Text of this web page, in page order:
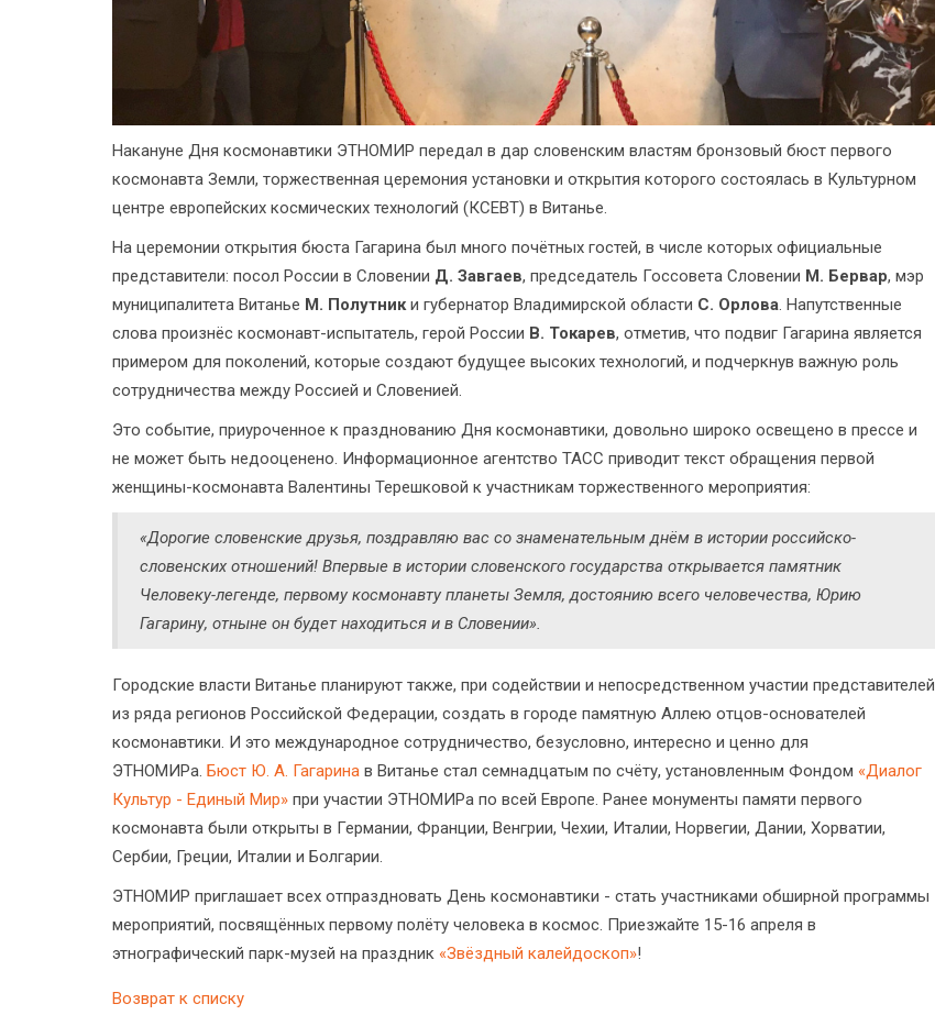
Накануне Дня космонавтики ЭТНОМИР передал в дар словенским властям бронзовый бюст первого
космонавта Земли, торжественная церемония установки и открытия которого состоялась в Культурном
центре европейских космических технологий (КСЕВТ) в Витанье.
На церемонии открытия бюста Гагарина был много почётных гостей, в числе которых официальные
представители: посол России в Словении Д. Завгаев, председатель Госсовета Словении М. Бервар, мэр
муниципалитета Витанье М. Полутники губернатор Владимирской области С. Орлова. Напутственные
слова произнёс космонавт-испытатель, герой России В. Токарев, отметив, что подвиг Гагарина является
примером для поколений, которые создают будущее высоких технологий, и подчеркнув важную роль
сотрудничества между Россией и Словенией.
Это событие, приуроченное к празднованию Дня космонавтики, довольно широко освещено в прессе и
не может быть недооценено. Информационное агентство ТАСС приводит текст обращения первой
женщины-космонавта Валентины Терешковой к участникам торжественного мероприятия:
«Дорогие словенские друзья, поздравляю вас со знаменательным днём в истории российско-
словенских отношений! Впервые в истории словенского государства открывается памятник
Человеку-легенде, первому космонавту планеты Земля, достоянию всего человечества, Юрию
Гагарину, отныне он будет находиться и в Словении».
Городские власти Витанье планируют также, при содействии и непосредственном участии представителей
из ряда регионов Российской Федерации, создать в городе памятную Аллею отцов-основателей
космонавтики. И это международное сотрудничество, безусловно, интересно и ценно для
ЭТНОМИРа. Бюст Ю. А. Гагарина в Витанье стал семнадцатым по счёту, установленным Фондом «Диалог
Культур - Единый Мир» при участии ЭТНОМИРа по всей Европе. Ранее монументы памяти первого
космонавта были открыты в Германии, Франции, Венгрии, Чехии, Италии, Норвегии, Дании, Хорватии,
Сербии, Греции, Италии и Болгарии.
ЭТНОМИР приглашает всех отпраздновать День космонавтики - стать участниками обширной программы
мероприятий, посвящённых первому полёту человека в космос. Приезжайте 15-16 апреля в
этнографический парк-музей на праздник «Звёздный калейдоскоп»!
Возврат к списку